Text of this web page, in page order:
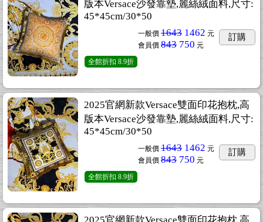
版本Versace沙發靠墊,麗絲絨面料,尺寸:
45*45cm/30*50
一般價 1643 1462 元
會員價 843 750 元
訂購
全館折扣 8.9折
2025官網新款Versace雙面印花抱枕,高
版本Versace沙發靠墊,麗絲絨面料,尺寸:
45*45cm/30*50
一般價 1643 1462 元
會員價 843 750 元
訂購
全館折扣 8.9折